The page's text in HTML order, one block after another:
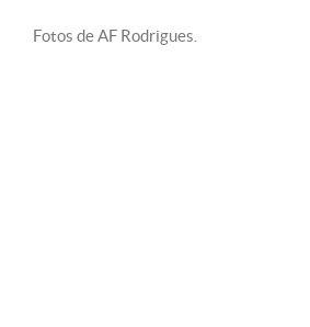
Fotos de AF Rodrigues.